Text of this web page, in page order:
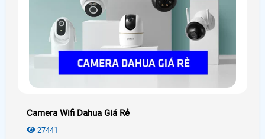
Camera Wifi Dahua Giá Rẻ
27441